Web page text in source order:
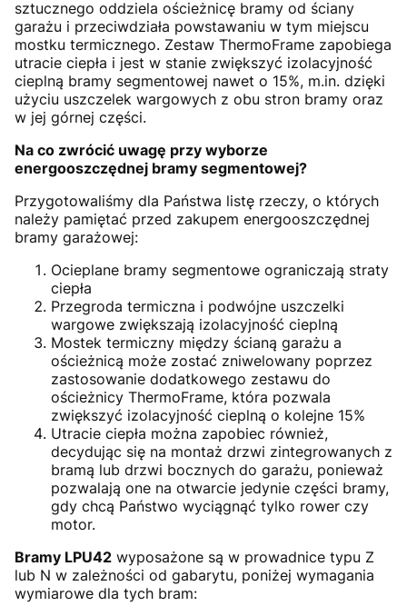
sztucznego oddziela ościeżnicę bramy od ściany
garażu i przeciwdziała powstawaniu w tym miejscu
mostku termicznego. Zestaw ThermoFrame zapobiega
utracie ciepła i jest w stanie zwiększyć izolacyjność
cieplną bramy segmentowej nawet o 15%, m.in. dzięki
użyciu uszczelek wargowych z obu stron bramy oraz
w jej górnej części.
Na co zwrócić uwagę przy wyborze
energooszczędnej bramy segmentowej?
Przygotowaliśmy dla Państwa listę rzeczy, o których
należy pamiętać przed zakupem energooszczędnej
bramy garażowej:
Ocieplane bramy segmentowe ograniczają straty
ciepła
Przegroda termiczna i podwójne uszczelki
wargowe zwiększają izolacyjność cieplną
Mostek termiczny między ścianą garażu a
ościeżnicą może zostać zniwelowany poprzez
zastosowanie dodatkowego zestawu do
ościeżnicy ThermoFrame, która pozwala
zwiększyć izolacyjność cieplną o kolejne 15%
Utracie ciepła można zapobiec również,
decydując się na montaż drzwi zintegrowanych z
bramą lub drzwi bocznych do garażu, ponieważ
pozwalają one na otwarcie jedynie części bramy,
gdy chcą Państwo wyciągnąć tylko rower czy
motor.
Bramy LPU42 wyposażone są w prowadnice typu Z
lub N w zależności od gabarytu, poniżej wymagania
wymiarowe dla tych bram: